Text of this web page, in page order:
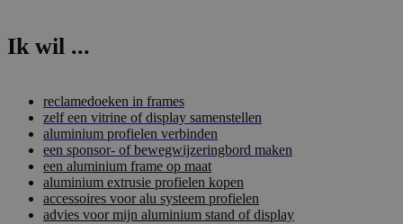
Ik wil ...
reclamedoeken in frames
zelf een vitrine of display samenstellen
aluminium profielen verbinden
een sponsor- of bewegwijzeringbord maken
een aluminium frame op maat
aluminium extrusie profielen kopen
accessoires voor alu systeem profielen
advies voor mijn aluminium stand of display